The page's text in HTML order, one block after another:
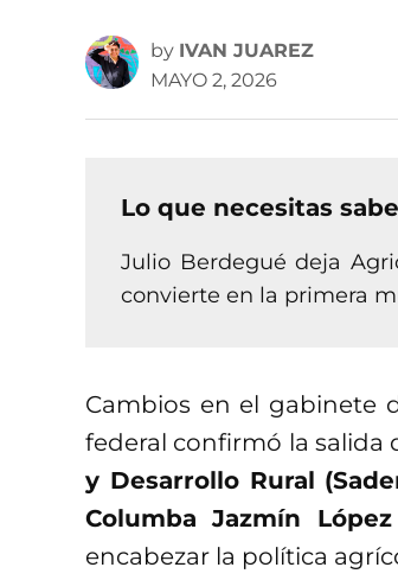
by IVAN JUAREZ
MAYO 2, 2026
Lo que necesitas
Julio Berdegué deja
convierte en la primera
Cambios en el gabinete
federal confirmó la salida
y Desarrollo Rural
Columba Jazmín
encabezar la política